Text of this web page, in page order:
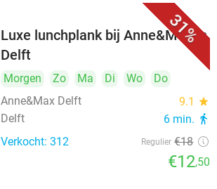
31%
Luxe lunchplank bij Anne&Max in
Delft
Morgen Zo Ma Di Wo
Do
Anne&Max Delft
9.1 star
Delft 6 min. directions_walk
Verkocht: 312 Regulier €18
€12,50